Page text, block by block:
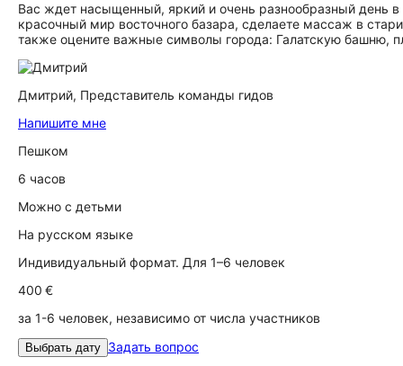
Вас ждет насыщенный, яркий и очень разнообразный день
красочный мир восточного базара, сделаете массаж в
также оцените важные символы города: Галатскую башню,
Дмитрий, Представитель команды гидов
Напишите мне
Пешком
6 часов
Можно с детьми
На русском языке
Индивидуальный формат. Для 1–6 человек
400 €
за 1-6 человек, независимо от числа участников
Выбрать дату Задать вопрос